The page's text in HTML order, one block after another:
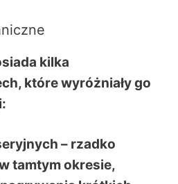
kilka
które wyróżniały go
– rzadko
tamtym okresie,